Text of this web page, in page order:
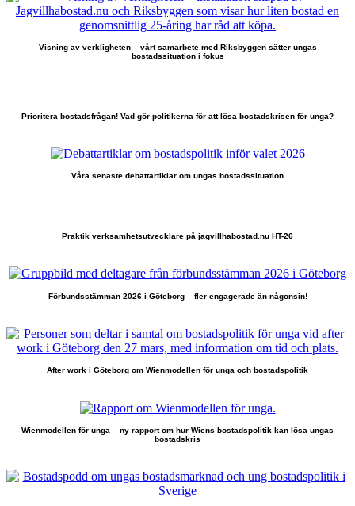
Visning av verkligheten – vårt samarbete med Riksbyggen sätter ungas
bostadssituation i fokus
Prioritera bostadsfrågan! Vad gör politikerna för att lösa bostadskrisen för unga?
Våra senaste debattartiklar om ungas bostadssituation
Praktik verksamhetsutvecklare på jagvillhabostad.nu HT-26
Förbundsstämman 2026 i Göteborg – fler engagerade än någonsin!
After work i Göteborg om Wienmodellen för unga och bostadspolitik
Wienmodellen för unga – ny rapport om hur Wiens bostadspolitik kan lösa ungas
bostadskris